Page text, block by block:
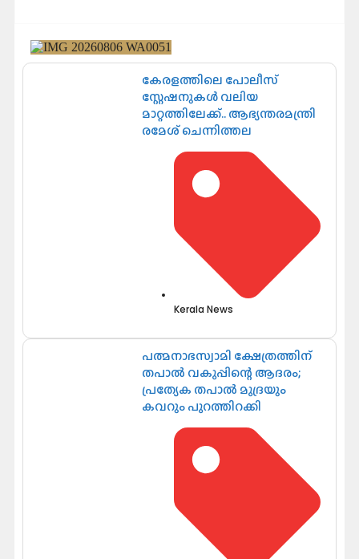
കേരളത്തിലെ പോലീസ്
സ്റ്റേഷനുകൾ വലിയ
മാറ്റത്തിലേക്ക്.. ആഭ്യന്തരമന്ത്രി
രമേശ് ചെന്നിത്തല
Kerala News
പത്മനാഭസ്വാമി ക്ഷേത്രത്തിന്
തപാൽ വകുപ്പിന്റെ ആദരം;
പ്രത്യേക തപാൽ മുദ്രയും
കവറും പുറത്തിറക്കി